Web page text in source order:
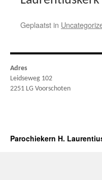
Geplaatst in
Adres
Leidseweg 102
2251 LG Voorschoten
Parochiekern H.